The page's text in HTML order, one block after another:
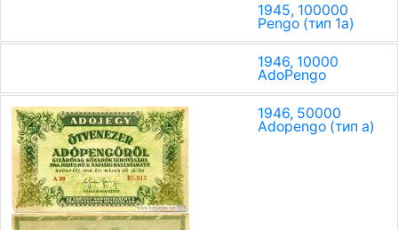
1945, 100000
Pengo (тип 1a)
1946, 10000
AdoPengo
1946, 50000
Adopengo (тип a)